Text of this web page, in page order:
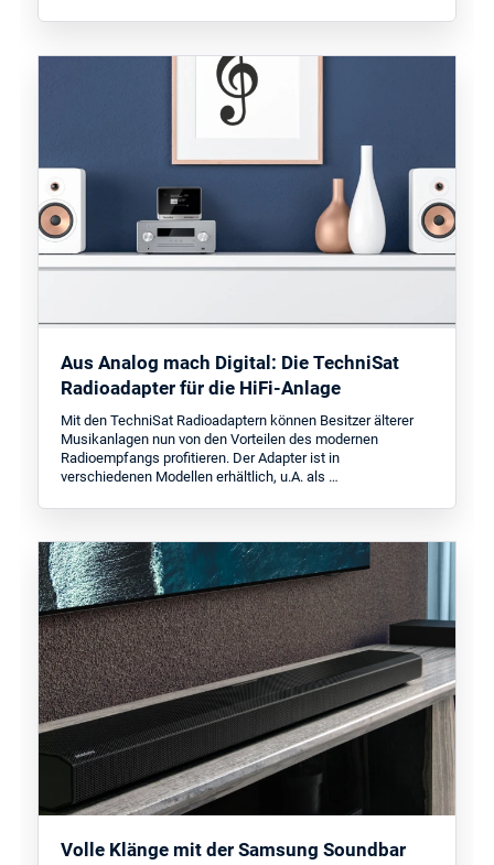
Aus Analog mach Digital: Die TechniSat
Radioadapter für die HiFi-Anlage
Mit den TechniSat Radioadaptern können Besitzer älterer
Musikanlagen nun von den Vorteilen des modernen
Radioempfangs profitieren. Der Adapter ist in
verschiedenen Modellen erhältlich, u.A. als …
Volle Klänge mit der Samsung Soundbar